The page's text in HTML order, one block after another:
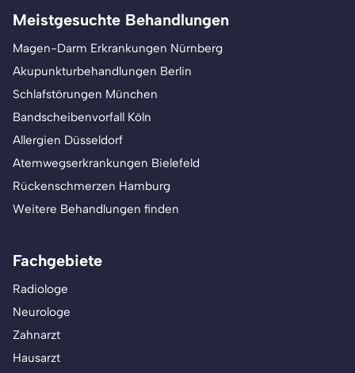
Meistgesuchte Behandlungen
Magen-Darm Erkrankungen Nürnberg
Akupunkturbehandlungen Berlin
Schlafstörungen München
Bandscheibenvorfall Köln
Allergien Düsseldorf
Atemwegserkrankungen Bielefeld
Rückenschmerzen Hamburg
Weitere Behandlungen finden
Fachgebiete
Radiologe
Neurologe
Zahnarzt
Hausarzt